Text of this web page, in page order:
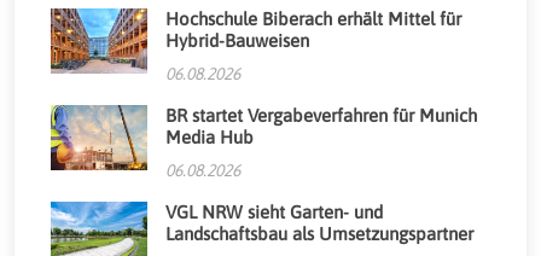
Hochschule Biberach erhält Mittel für
Hybrid-Bauweisen
06.08.2026
BR startet Vergabeverfahren für Munich
Media Hub
06.08.2026
VGL NRW sieht Garten- und
Landschaftsbau als Umsetzungspartner